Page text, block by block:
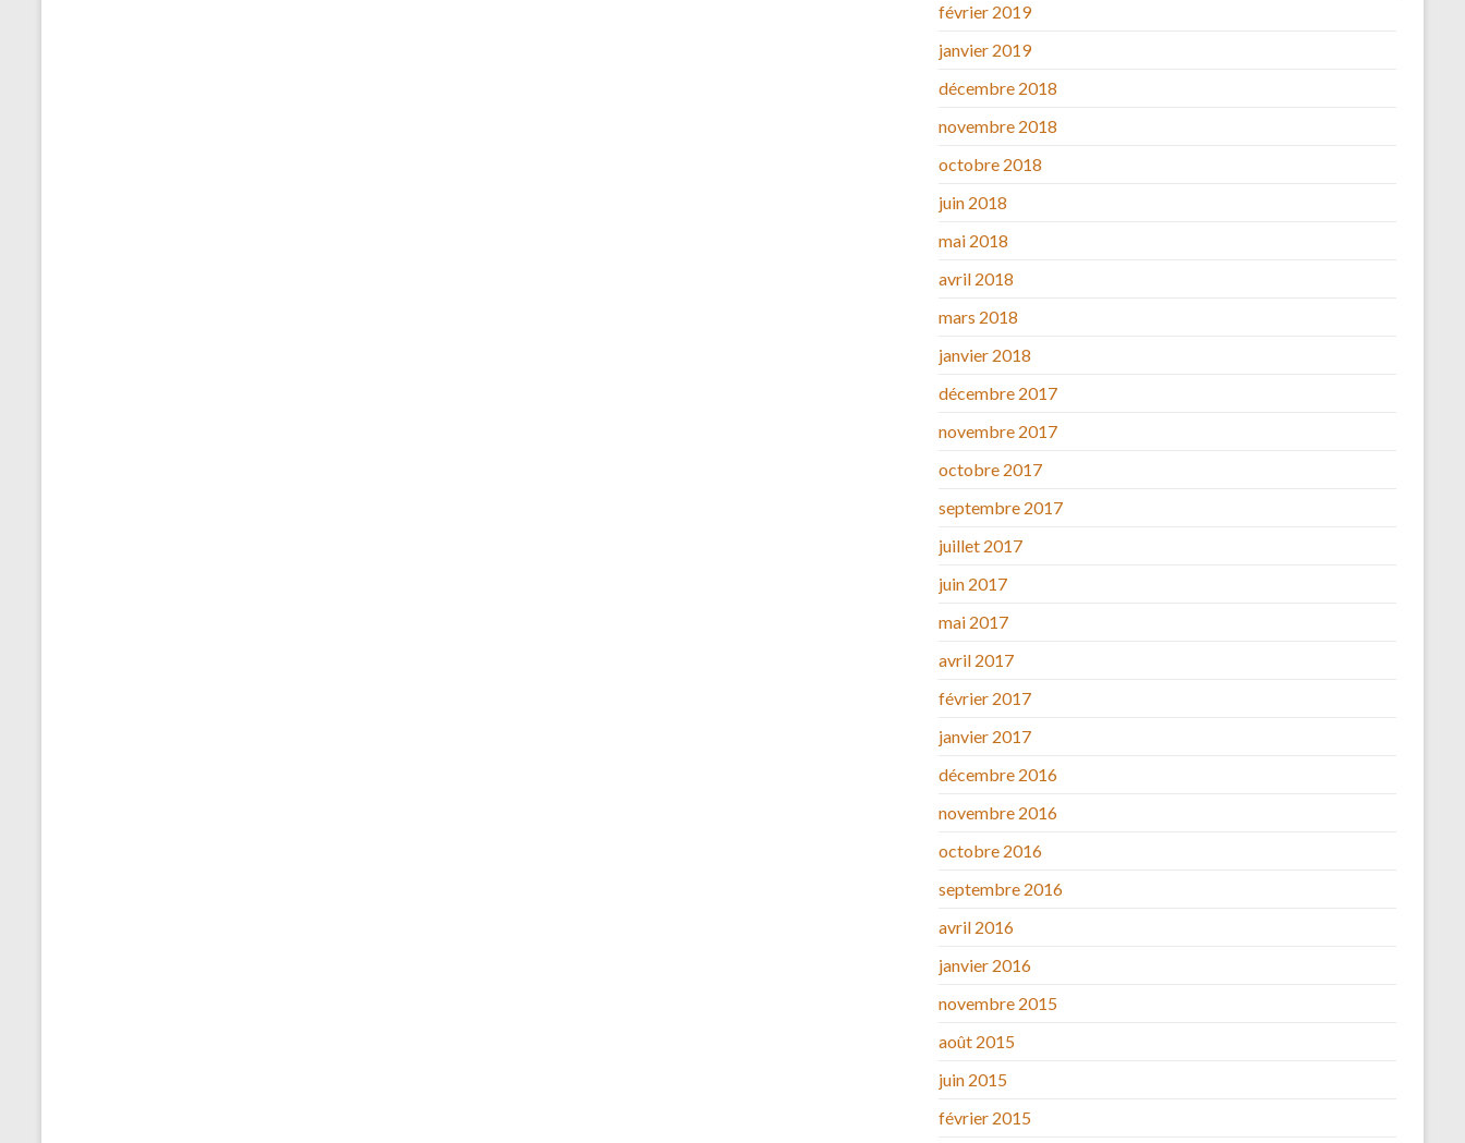
février 2019
janvier 2019
décembre 2018
novembre 2018
octobre 2018
juin 2018
mai 2018
avril 2018
mars 2018
janvier 2018
décembre 2017
novembre 2017
octobre 2017
septembre 2017
juillet 2017
juin 2017
mai 2017
avril 2017
février 2017
janvier 2017
décembre 2016
novembre 2016
octobre 2016
septembre 2016
avril 2016
janvier 2016
novembre 2015
août 2015
juin 2015
février 2015